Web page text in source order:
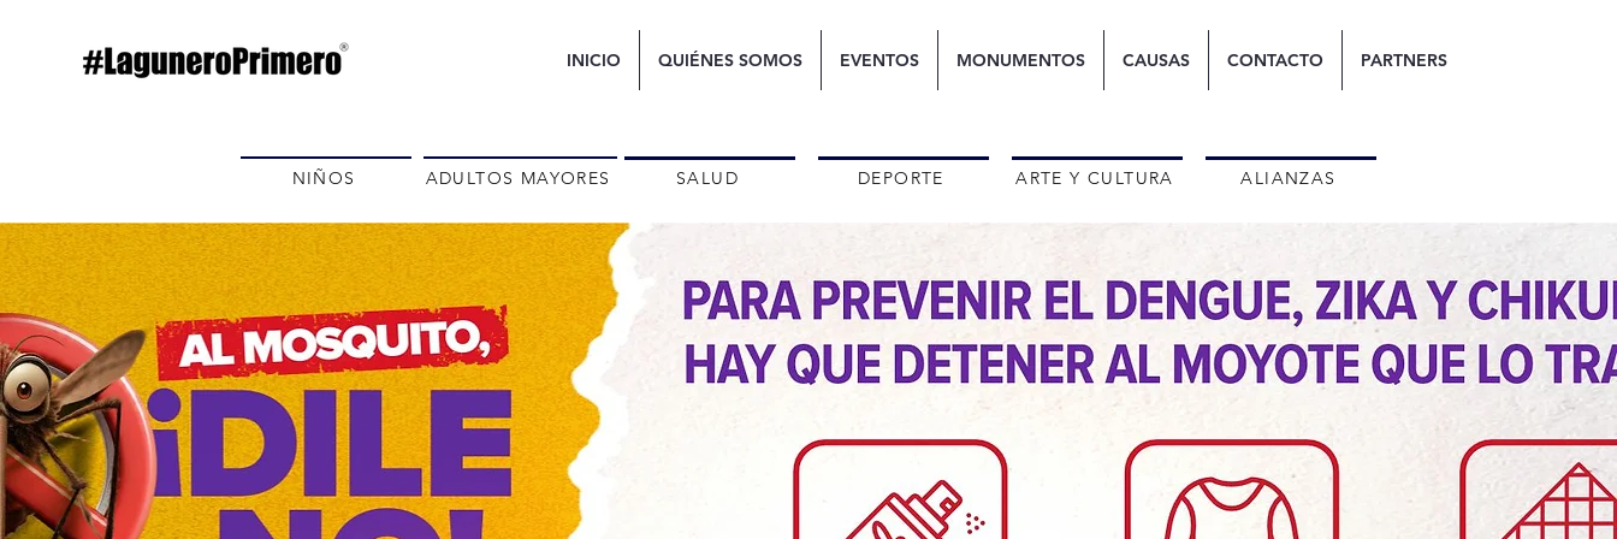
INICIO QUIÉNES SOMOS EVENTOS MONUMENTOS CAUSAS CONTACTO PARTNERS
NIÑOS ADULTOS MAYORES SALUD DEPORTE ARTE Y CULTURA ALIANZAS